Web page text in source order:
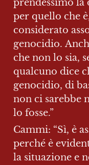
prendessimo
per quello che
considerato
genocidio.
che non lo sia,
qualcuno dice
genocidio, di
non ci sarebbe
lo fosse.”
Cammi: “Sì, è
perché è
la situazione e